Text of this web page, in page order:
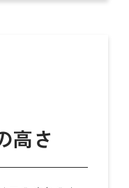
高さ